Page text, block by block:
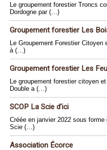
Le groupement forestier Troncs
Dordogne par (…)
Groupement forestier Les
Le Groupement Forestier
à (…)
Groupement forestier Les
Le groupement forestier citoyen
Double a (…)
SCOP La Scie d’ici
Créée en janvier 2022 sous
Scie (…)
Association Écorce